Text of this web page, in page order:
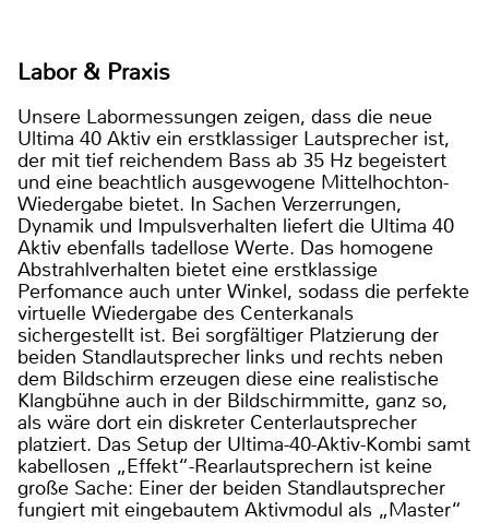
Labor & Praxis
Unsere Labormessungen zeigen, dass die neue
Ultima 40 Aktiv ein erstklassiger Lautsprecher ist,
der mit tief reichendem Bass ab 35 Hz begeistert
und eine beachtlich ausgewogene Mittelhochton-
Wiedergabe bietet. In Sachen Verzerrungen,
Dynamik und Impulsverhalten liefert die Ultima 40
Aktiv ebenfalls tadellose Werte. Das homogene
Abstrahlverhalten bietet eine erstklassige
Perfomance auch unter Winkel, sodass die perfekte
virtuelle Wiedergabe des Centerkanals
sichergestellt ist. Bei sorgfältiger Platzierung der
beiden Standlautsprecher links und rechts neben
dem Bildschirm erzeugen diese eine realistische
Klangbühne auch in der Bildschirmmitte, ganz so,
als wäre dort ein diskreter Centerlautsprecher
platziert. Das Setup der Ultima-40-Aktiv-Kombi samt
kabellosen „Effekt“-Rearlautsprechern ist keine
große Sache: Einer der beiden Standlautsprecher
fungiert mit eingebautem Aktivmodul als „Master“